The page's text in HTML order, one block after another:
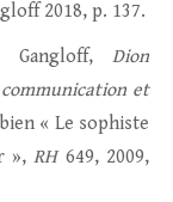
2018, p. 137.
Dion
et
« Le sophiste
»,RH649, 2009,